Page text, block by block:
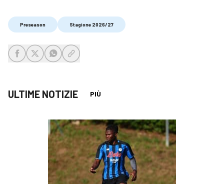
Preseason Stagione 2026/27
ULTIME NOTIZIE PIÙ